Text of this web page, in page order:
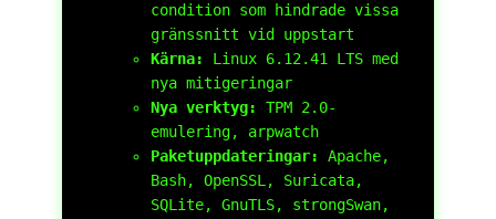
condition som hindrade vissa
gränssnitt vid uppstart
Kärna:
Linux 6.12.41 LTS med
nya mitigeringar
Nya verktyg:
TPM 2.0-
emulering, arpwatch
Paketuppdateringar:
Apache,
Bash, OpenSSL, Suricata,
SQLite, GnuTLS, strongSwan,